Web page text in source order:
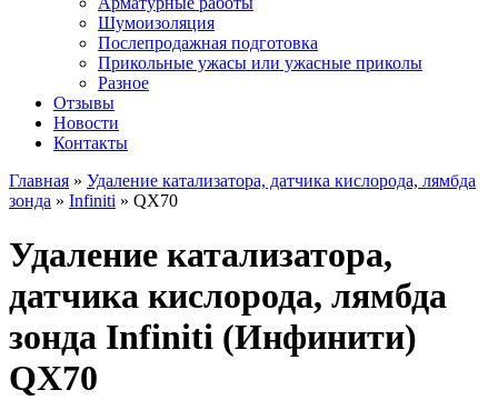
Шумоизоляция
Послепродажная подготовка
Прикольные ужасы или ужасные приколы
Разное
Отзывы
Новости
Контакты
Главная » Удаление катализатора, датчика кислорода, лямбда
зонда » Infiniti » QX70
Удаление катализатора,
датчика кислорода, лямбда
зонда Infiniti (Инфинити)
QX70